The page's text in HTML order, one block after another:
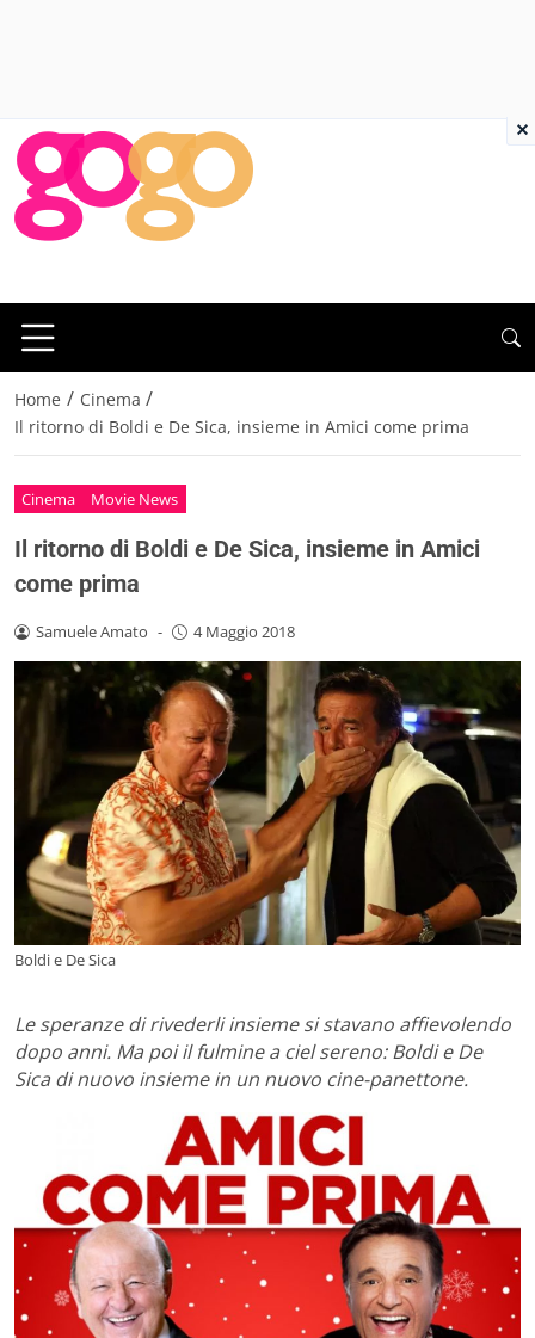
Home / Cinema /
Il ritorno di Boldi e De Sica, insieme in Amici come prima
Cinema Movie News
Il ritorno di Boldi e De Sica, insieme in Amici
come prima
Samuele Amato - 4 Maggio 2018
Boldi e De Sica
Le speranze di rivederli insieme si stavano affievolendo
dopo anni. Ma poi il fulmine a ciel sereno: Boldi e De
Sica di nuovo insieme in un nuovo cine-panettone.
×